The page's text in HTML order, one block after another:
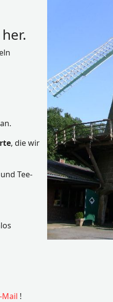
her.
, die wir
Tee-
Mail !